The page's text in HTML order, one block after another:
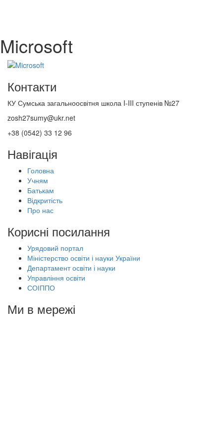
Microsoft
Контакти
КУ Сумська загальноосвітня школа I-III ступенів №27
zosh27sumy@ukr.net
+38 (0542) 33 12 96
Навігація
Головна
Учням
Батькам
Відкритість
Про нас
Корисні посилання
Урядовий портал
Міністерство освіти і науки України
Департамент освіти і науки
Управління освіти
СОІППО
Ми в мережі